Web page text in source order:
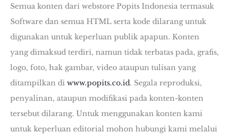
Semua konten dari webstore Popits Indonesia termasuk
Software dan semua HTML serta kode dilarang untuk
digunakan untuk keperluan publik apapun. Konten
yang dimaksud terdiri, namun tidak terbatas pada, grafis,
logo, foto, hak gambar, video ataupun tulisan yang
ditampilkan di www.popits.co.id. Segala reproduksi,
penyalinan, ataupun modifikasi pada konten-konten
tersebut dilarang. Untuk menggunakan konten kami
untuk keperluan editorial mohon hubungi kami melalui